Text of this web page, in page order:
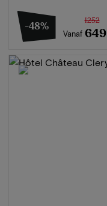
-48%
Vanaf
1252
649